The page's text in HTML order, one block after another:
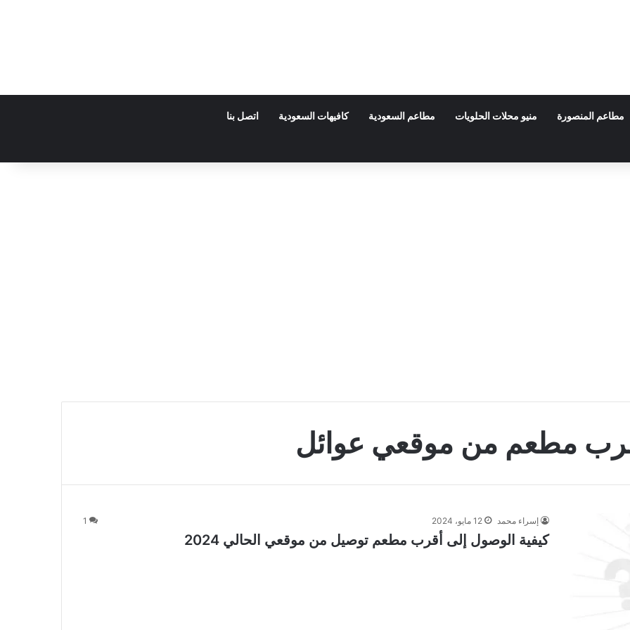
مطاعم المنصورة منيو محلات الحلويات مطاعم السعودية كافيهات السعودية اتصل بنا
مطعم من موقعي عوائل
إسراء محمد 12 مايو، 2024 1
كيفية الوصول إلى أقرب مطعم توصيل من موقعي الحالي 2024